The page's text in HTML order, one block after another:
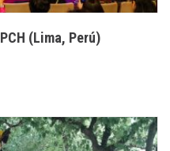
(Lima, Perú)